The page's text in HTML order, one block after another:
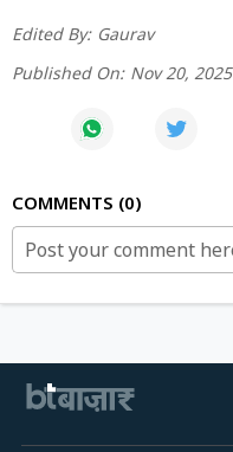
Edited By: Gaurav
Published On: Nov 20, 2025
COMMENTS 0